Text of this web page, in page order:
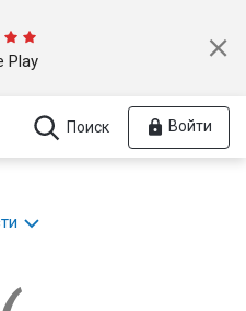
Play
Поиск Войти